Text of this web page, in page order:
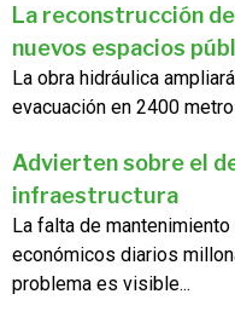
La reconstrucción
nuevos espacios
La obra hidráulica
evacuación en 2400
Advierten sobre el
infraestructura
La falta de
económicos diarios
problema es visible...